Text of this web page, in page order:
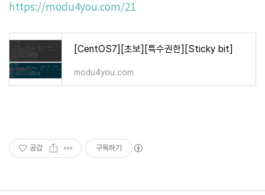
https://modu4you.com/21
[CentOS7][초보][특수권한][Sticky bit]
modu4you.com
공감 구독하기